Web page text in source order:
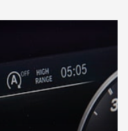
en Biellorussie